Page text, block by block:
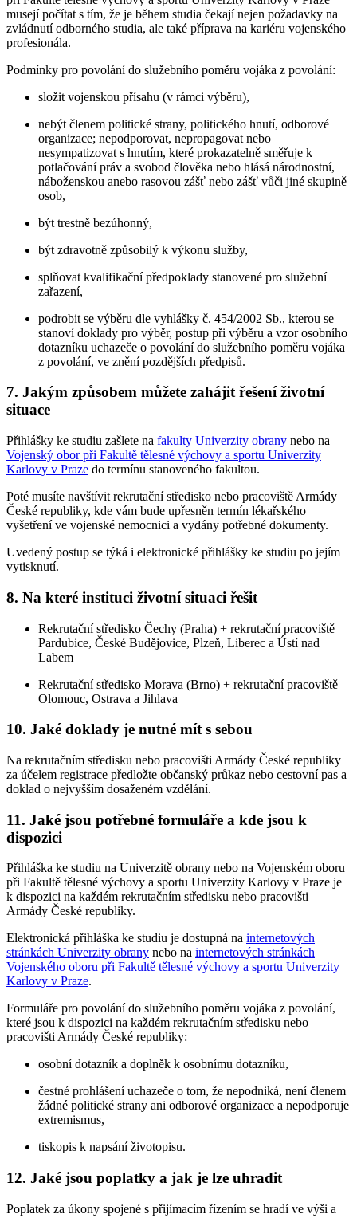
musejí počítat s tím, že je během studia čekají nejen požadavky na
zvládnutí odborného studia, ale také příprava na kariéru vojenského
profesionála.
Podmínky pro povolání do služebního poměru vojáka z povolání:
složit vojenskou přísahu (v rámci výběru),
nebýt členem politické strany, politického hnutí, odborové
organizace; nepodporovat, nepropagovat nebo
nesympatizovat s hnutím, které prokazatelně směřuje k
potlačování práv a svobod člověka nebo hlásá národnostní,
náboženskou anebo rasovou zášť nebo zášť vůči jiné skupině
osob,
být trestně bezúhonný,
být zdravotně způsobilý k výkonu služby,
splňovat kvalifikační předpoklady stanovené pro služební
zařazení,
podrobit se výběru dle vyhlášky č. 454/2002 Sb., kterou se
stanoví doklady pro výběr, postup při výběru a vzor osobního
dotazníku uchazeče o povolání do služebního poměru vojáka
z povolání, ve znění pozdějších předpisů.
7. Jakým způsobem můžete zahájit řešení životní
situace
Přihlášky ke studiu zašlete na fakulty Univerzity obrany nebo na
Vojenský obor při Fakultě tělesné výchovy a sportu Univerzity
Karlovy v Praze do termínu stanoveného fakultou.
Poté musíte navštívit rekrutační středisko nebo pracoviště Armády
České republiky, kde vám bude upřesněn termín lékařského
vyšetření ve vojenské nemocnici a vydány potřebné dokumenty.
Uvedený postup se týká i elektronické přihlášky ke studiu po jejím
vytisknutí.
8. Na které instituci životní situaci řešit
Rekrutační středisko Čechy (Praha) + rekrutační pracoviště
Pardubice, České Budějovice, Plzeň, Liberec a Ústí nad
Labem
Rekrutační středisko Morava (Brno) + rekrutační pracoviště
Olomouc, Ostrava a Jihlava
10. Jaké doklady je nutné mít s sebou
Na rekrutačním středisku nebo pracovišti Armády České republiky
za účelem registrace předložte občanský průkaz nebo cestovní pas a
doklad o nejvyšším dosaženém vzdělání.
11. Jaké jsou potřebné formuláře a kde jsou k
dispozici
Přihláška ke studiu na Univerzitě obrany nebo na Vojenském oboru
při Fakultě tělesné výchovy a sportu Univerzity Karlovy v Praze je
k dispozici na každém rekrutačním středisku nebo pracovišti
Armády České republiky.
Elektronická přihláška ke studiu je dostupná na internetových
stránkách Univerzity obrany nebo na internetových stránkách
Vojenského oboru při Fakultě tělesné výchovy a sportu Univerzity
Karlovy v Praze.
Formuláře pro povolání do služebního poměru vojáka z povolání,
které jsou k dispozici na každém rekrutačním středisku nebo
pracovišti Armády České republiky:
osobní dotazník a doplněk k osobnímu dotazníku,
čestné prohlášení uchazeče o tom, že nepodniká, není členem
žádné politické strany ani odborové organizace a nepodporuje
extremismus,
tiskopis k napsání životopisu.
12. Jaké jsou poplatky a jak je lze uhradit
Poplatek za úkony spojené s přijímacím řízením se hradí ve výši a